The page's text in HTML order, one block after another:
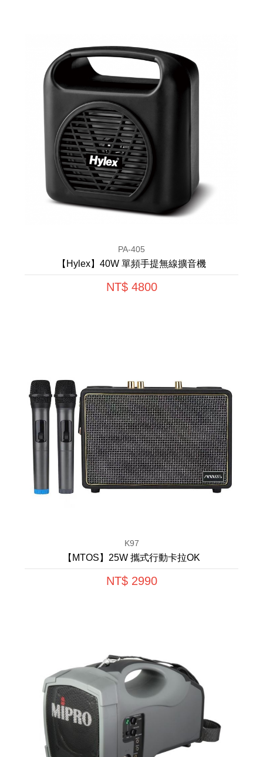
PA-405
【Hylex】40W 單頻手提無線擴音機
NT$ 4800
K97
【MTOS】25W 攜式行動卡拉OK
NT$ 2990